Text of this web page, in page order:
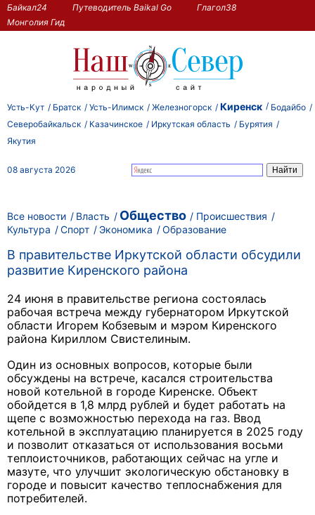
Байкал24 Путеводитель Baikal Go
Глагол38
Монголия Гид
Усть-Кут Братск Усть-Илимск Железногорск Киренск
Бодайбо
Северобайкальск
Казачинское Иркутская область
Бурятия
Якутия
08 августа 2026
Все новости Власть Общество
Происшествия
Культура
Спорт Экономика Образование
В правительстве Иркутской области обсудили
развитие Киренского района
24 июня в правительстве региона состоялась
рабочая встреча между губернатором Иркутской
области Игорем Кобзевым и мэром Киренского
района Кириллом Свистелиным.
Один из основных вопросов, которые были
обсуждены на встрече, касался строительства
новой котельной в городе Киренске. Объект
обойдется в 1,8 млрд рублей и будет работать на
щепе с возможностью перехода на газ. Ввод
котельной в эксплуатацию планируется в 2025 году
и позволит отказаться от использования восьми
теплоисточников, работающих сейчас на угле и
мазуте, что улучшит экологическую обстановку в
городе и повысит качество теплоснабжения для
потребителей.